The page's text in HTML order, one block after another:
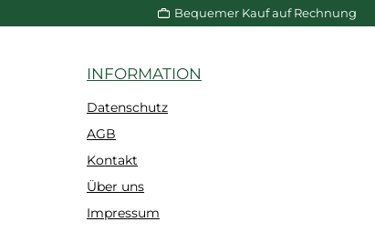
Bequemer Kauf auf Rechnung
INFORMATION
Datenschutz
AGB
Kontakt
Über uns
Impressum